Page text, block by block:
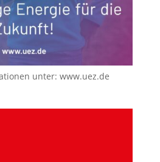
unter:www.uez.de